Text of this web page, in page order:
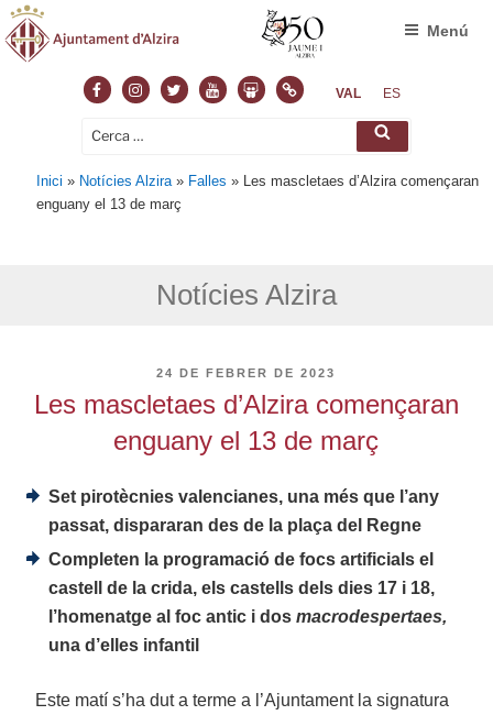
FacebookInstagram
TwitterYoutubeSlideshare
NormasVAL ES
Cerca: Cerca
Menú
Inici » Notícies Alzira » Falles » Les mascletaes d’Alzira començaran
enguany el 13 de març
Notícies Alzira
PUBLICAT
24 DE FEBRER DE 2023
Les mascletaes d’Alzira començaran
enguany el 13 de març
Set pirotècnies valencianes, una més que l’any
passat, dispararan des de la plaça del Regne
Completen la programació de focs artificials el
castell de la crida, els castells dels dies 17 i 18,
l’homenatge al foc antic i dosmacrodespertaes,
una d’elles infantil
Este matí s’ha dut a terme a l’Ajuntament la signatura